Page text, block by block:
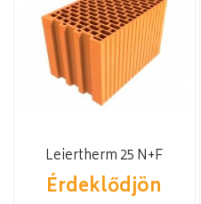
Leiertherm 25 N+F
Érdeklődjön